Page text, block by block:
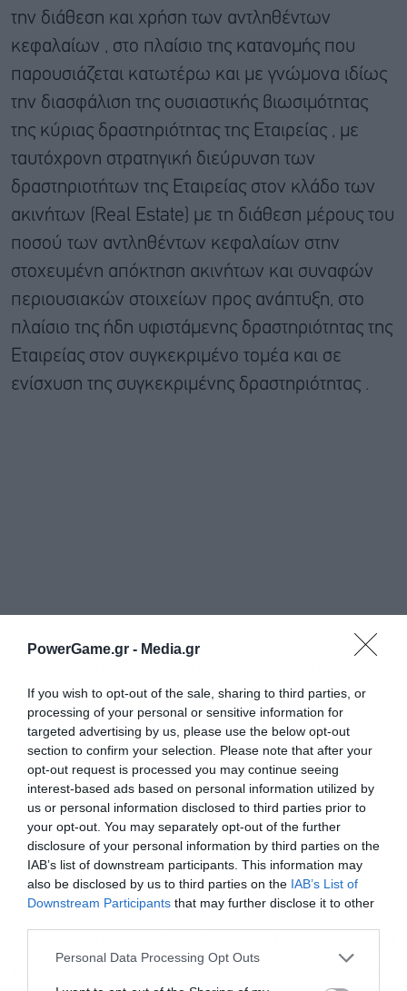
PowerGame.gr - Media.gr
If you wish to opt-out of the sale, sharing to third parties, or
processing of your personal or sensitive information for
targeted advertising by us, please use the below opt-out
section to confirm your selection. Please note that after your
opt-out request is processed you may continue seeing
interest-based ads based on personal information utilized by
us or personal information disclosed to third parties prior to
your opt-out. You may separately opt-out of the further
disclosure of your personal information by third parties on the
IAB’s list of downstream participants. This information may
also be disclosed by us to third parties on the IAB’s List of
Downstream Participants that may further disclose it to other
Personal Data Processing Opt Outs
την διάθεση και χρήση των αντληθέντων
κεφαλαίων , στο πλαίσιο της κατανομής που
παρουσιάζεται κατωτέρω και με γνώμονα ιδίως
την διασφάλιση της ουσιαστικής βιωσιμότητας
της κύριας δραστηριότητας της Εταιρείας , με
ταυτόχρονη στρατηγική διεύρυνση των
δραστηριοτήτων της Εταιρείας στον κλάδο των
ακινήτων (Real Estate) με τη διάθεση μέρους του
ποσού των αντληθέντων κεφαλαίων στην
στοχευμένη απόκτηση ακινήτων και συναφών
περιουσιακών στοιχείων προς ανάπτυξη, στο
πλαίσιο της ήδη υφιστάμενης δραστηριότητας της
Εταιρείας στον συγκεκριμένο τομέα και σε
ενίσχυση της συγκεκριμένης δραστηριότητας .
εδράζεται στη μακροχρόνια εμπειρία και
παρουσία που διαθέτουν οι υφιστάμενοι αλλά και
οι νέοι στρατηγικοί επενδυτές της Εταιρείας στον
συγκεκριμένο κλάδο, ο οποίος
συμπεριλαμβάνεται μεταξύ των κυρίων κλάδων
δράσης της Εταιρείας.
Στόχος της Διοίκησης της Εταιρείας είναι η,
κατόπιν σχετικής αξιολόγησης, απόκτηση
γραφείων, καταστήματα, εγκαταστάσεις logistics,
Εγγραφή στο